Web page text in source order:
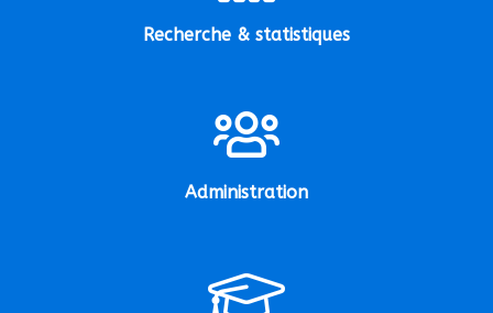
Recherche & statistiques
Administration